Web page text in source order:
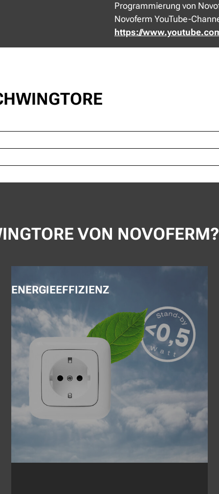
Programmierung von
Novoferm YouTube-
https://
VON NOVOFERM?
ENERGIEEFFIZIENZ